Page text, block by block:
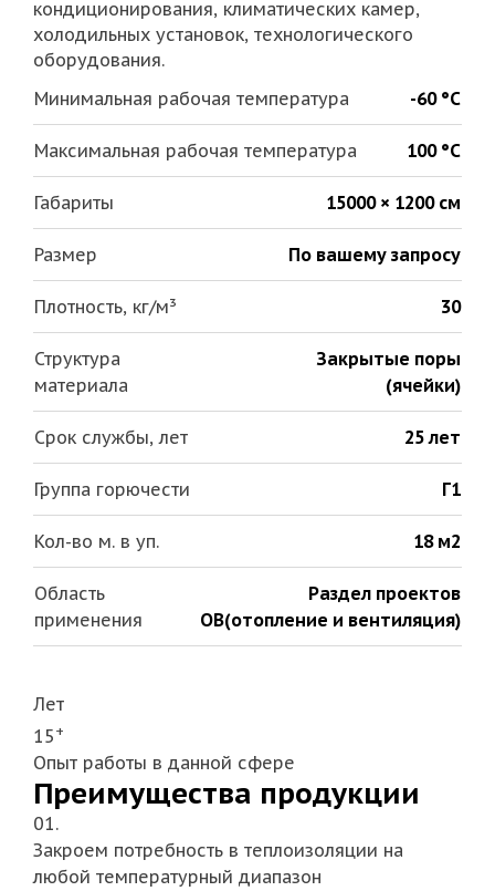
кондиционирования, климатических камер,
холодильных установок, технологического
оборудования.
Минимальная рабочая температура
-60 °С
Максимальная рабочая температура 100 °С
Габариты 15000 × 1200 см
Размер По вашему запросу
Плотность, кг/м³ 30
Структура
материала
Закрытые поры
(ячейки)
Срок службы, лет 25 лет
Группа горючести Г1
Кол-во м. в уп. 18 м2
Область
применения
Раздел проектов
ОВ(отопление и вентиляция)
Лет
15+
Опыт работы в данной сфере
Преимущества продукции
01.
Закроем потребность в теплоизоляции на
любой температурный диапазон